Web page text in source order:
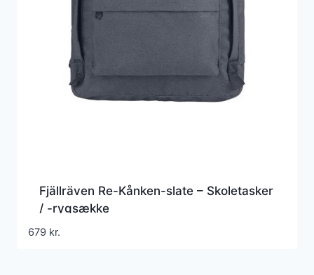
Fjällräven Re-Kånken-slate – Skoletasker
/ -rygsække
679 kr.